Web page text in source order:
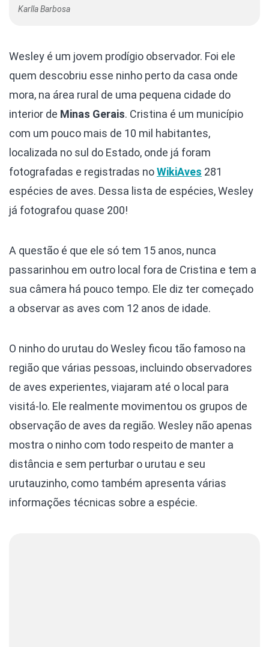
Karlla Barbosa
Wesley é um jovem prodígio observador. Foi ele
quem descobriu esse ninho perto da casa onde
mora, na área rural de uma pequena cidade do
interior de Minas Gerais. Cristina é um município
com um pouco mais de 10 mil habitantes,
localizada no sul do Estado, onde já foram
fotografadas e registradas noWikiAves 281
espécies de aves. Dessa lista de espécies, Wesley
já fotografou quase 200!
A questão é que ele só tem 15 anos, nunca
passarinhou em outro local fora de Cristina e tem a
sua câmera há pouco tempo. Ele diz ter começado
a observar as aves com 12 anos de idade.
O ninho do urutau do Wesley ficou tão famoso na
região que várias pessoas, incluindo observadores
de aves experientes, viajaram até o local para
visitá-lo. Ele realmente movimentou os grupos de
observação de aves da região. Wesley não apenas
mostra o ninho com todo respeito de manter a
distância e sem perturbar o urutau e seu
urutauzinho, como também apresenta várias
informações técnicas sobre a espécie.